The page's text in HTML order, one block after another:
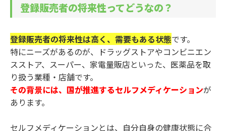
登録販売者の将来性ってどうなの？
登録販売者の将来性は高く、需要もある状態です。
特にニーズがあるのが、ドラッグストアやコンビニエン
スストア、スーパー、家電量販店といった、医薬品を取
り扱う業種・店舗です。
その背景には、国が推進するセルフメディケーションが
あります。
セルフメディケーションとは、自分自身の健康状態に合